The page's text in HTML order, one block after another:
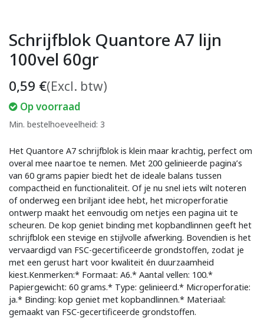
Schrijfblok Quantore A7 lijn
100vel 60gr
0,59 €(Excl. btw)
Op voorraad
Min. bestelhoeveelheid: 3
Het Quantore A7 schrijfblok is klein maar krachtig, perfect om
overal mee naartoe te nemen. Met 200 gelinieerde pagina’s
van 60 grams papier biedt het de ideale balans tussen
compactheid en functionaliteit. Of je nu snel iets wilt noteren
of onderweg een briljant idee hebt, het microperforatie
ontwerp maakt het eenvoudig om netjes een pagina uit te
scheuren. De kop geniet binding met kopbandlinnen geeft het
schrijfblok een stevige en stijlvolle afwerking. Bovendien is het
vervaardigd van FSC-gecertificeerde grondstoffen, zodat je
met een gerust hart voor kwaliteit én duurzaamheid
kiest.Kenmerken:* Formaat: A6.* Aantal vellen: 100.*
Papiergewicht: 60 grams.* Type: gelinieerd.* Microperforatie:
ja.* Binding: kop geniet met kopbandlinnen.* Materiaal:
gemaakt van FSC-gecertificeerde grondstoffen.